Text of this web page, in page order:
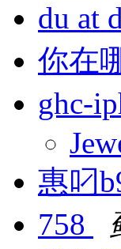
du at
你在
ghc-
惠叼
758